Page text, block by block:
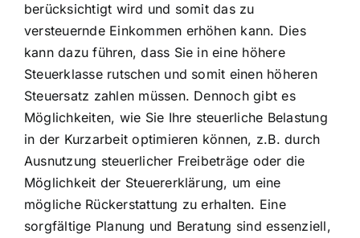
berücksichtigt wird und somit das zu
versteuernde Einkommen erhöhen kann. Dies
kann dazu führen, dass Sie in eine höhere
Steuerklasse rutschen und somit einen höheren
Steuersatz zahlen müssen. Dennoch gibt es
Möglichkeiten, wie Sie Ihre steuerliche Belastung
in der Kurzarbeit optimieren können, z.B. durch
Ausnutzung steuerlicher Freibeträge oder die
Möglichkeit der Steuererklärung, um eine
mögliche Rückerstattung zu erhalten. Eine
sorgfältige Planung und Beratung sind essenziell,